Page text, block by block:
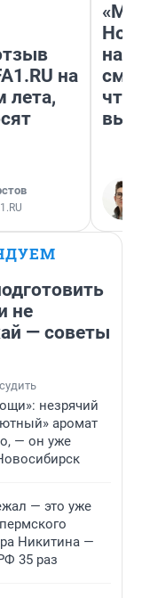
на
лета,
«Мы
не
— советы
незрячий
аромат
— он уже
— это уже
Никитина —
35 раз